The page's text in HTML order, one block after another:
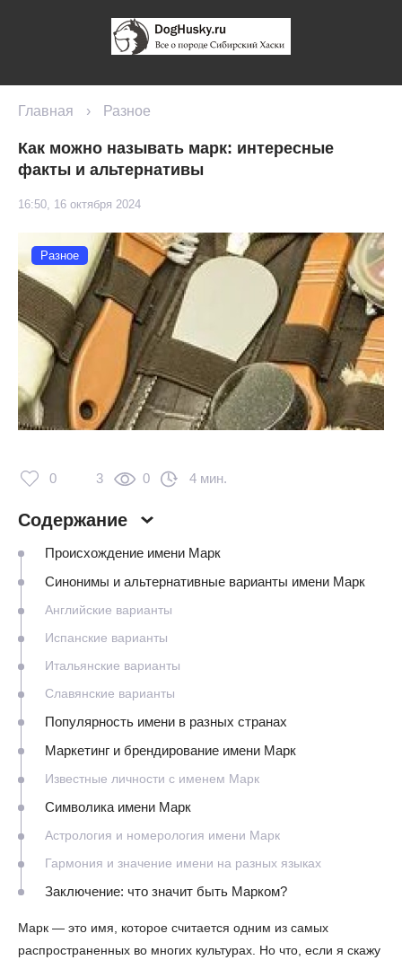
Главная › Разное
Как можно называть марк: интересные
факты и альтернативы
16:50, 16 октября 2024
Разное
0 3 0 4 мин.
Содержание
Происхождение имени Марк
Синонимы и альтернативные варианты имени Марк
Английские варианты
Испанские варианты
Итальянские варианты
Славянские варианты
Популярность имени в разных странах
Маркетинг и брендирование имени Марк
Известные личности с именем Марк
Символика имени Марк
Астрология и номерология имени Марк
Гармония и значение имени на разных языках
Заключение: что значит быть Марком?
Марк — это имя, которое считается одним из самых
распространенных во многих культурах. Но что, если я скажу